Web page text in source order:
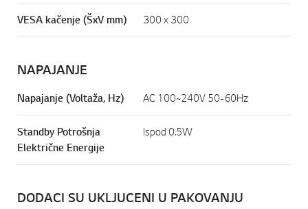
VESA kačenje (ŠxV mm) 300 x 300
NAPAJANJE
Napajanje (Voltaža, Hz) AC 100~240V 50-60Hz
Standby Potrošnja
Električne Energije
Ispod 0.5W
DODACI SU UKLJUCENI U PAKOVANJU